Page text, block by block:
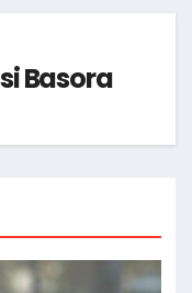
Basora